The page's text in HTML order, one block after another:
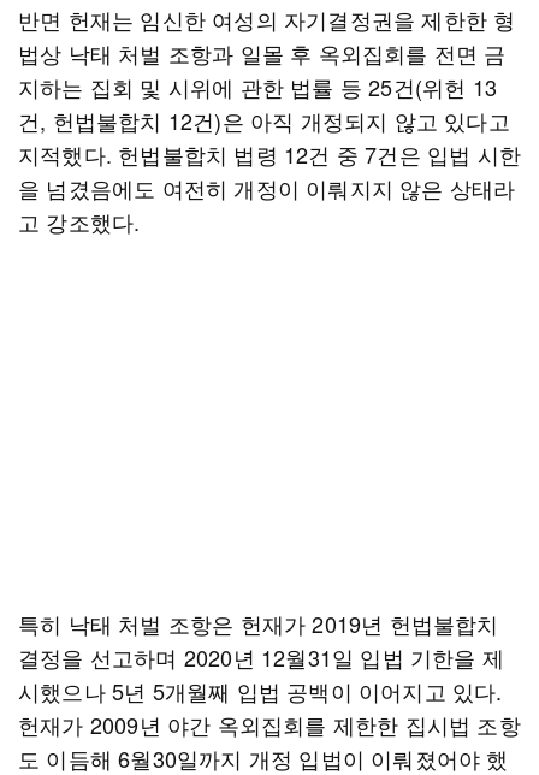
반면 헌재는 임신한 여성의 자기결정권을 제한한 형
법상 낙태 처벌 조항과 일몰 후 옥외집회를 전면 금
지하는 집회 및 시위에 관한 법률 등 25건(위헌 13
건, 헌법불합치 12건)은 아직 개정되지 않고 있다고
지적했다. 헌법불합치 법령 12건 중 7건은 입법 시한
을 넘겼음에도 여전히 개정이 이뤄지지 않은 상태라
고 강조했다.
특히 낙태 처벌 조항은 헌재가 2019년 헌법불합치
결정을 선고하며 2020년 12월31일 입법 기한을 제
시했으나 5년 5개월째 입법 공백이 이어지고 있다.
헌재가 2009년 야간 옥외집회를 제한한 집시법 조항
도 이듬해 6월30일까지 개정 입법이 이뤄졌어야 했